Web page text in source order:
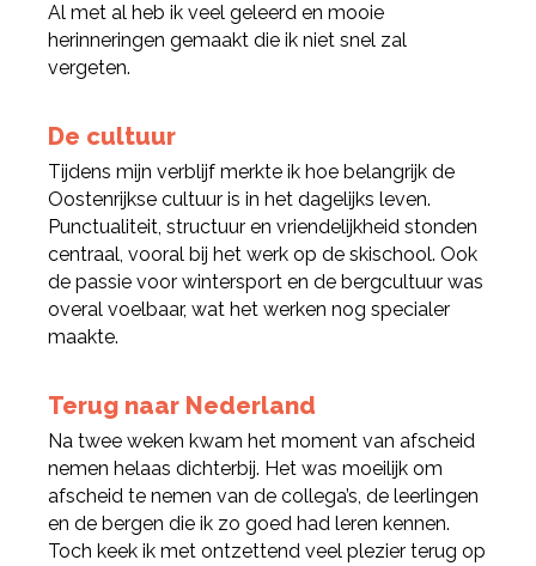
Al met al heb ik veel geleerd en mooie
herinneringen gemaakt die ik niet snel zal
vergeten.
De cultuur
Tijdens mijn verblijf merkte ik hoe belangrijk de
Oostenrijkse cultuur is in het dagelijks leven.
Punctualiteit, structuur en vriendelijkheid stonden
centraal, vooral bij het werk op de skischool. Ook
de passie voor wintersport en de bergcultuur was
overal voelbaar, wat het werken nog specialer
maakte.
Terug naar Nederland
Na twee weken kwam het moment van afscheid
nemen helaas dichterbij. Het was moeilijk om
afscheid te nemen van de collega’s, de leerlingen
en de bergen die ik zo goed had leren kennen.
Toch keek ik met ontzettend veel plezier terug op